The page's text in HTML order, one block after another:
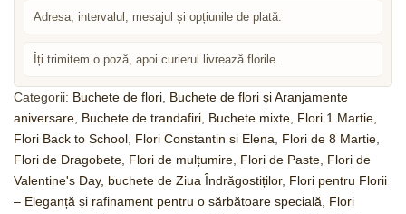
Adresa, intervalul, mesajul și opțiunile de plată.
Îți trimitem o poză, apoi curierul livrează florile.
Categorii: Buchete de flori Buchete de flori și Aranjamente
aniversare Buchete de trandafiri Buchete mixte Flori 1 Martie
Flori Back to School Flori Constantin si Elena Flori de 8 Martie
Flori de Dragobete Flori de mulțumire Flori de Paste Flori de
Valentine's Day, buchete de Ziua Îndrăgostiților, Flori pentru Florii
– Eleganță și rafinament pentru o sărbătoare specială
Flori